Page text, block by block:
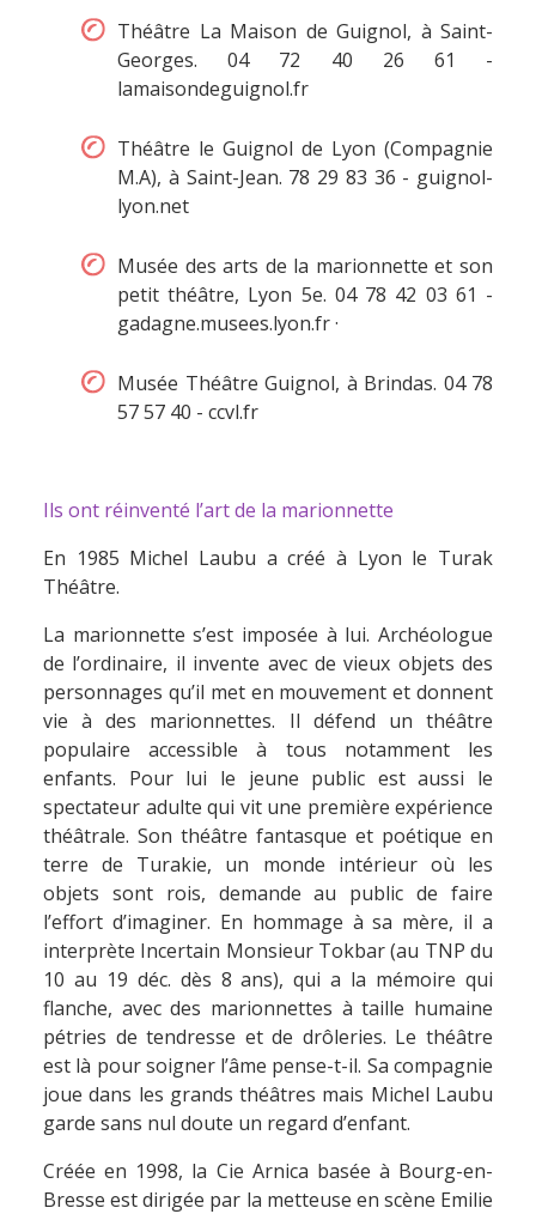
Théâtre La Maison de Guignol, à Saint-
Georges. 04 72 40 26 61 -
lamaisondeguignol.fr
Théâtre le Guignol de Lyon (Compagnie
M.A), à Saint-Jean. 78 29 83 36 - guignol-
lyon.net
Musée des arts de la marionnette et son
petit théâtre, Lyon 5e. 04 78 42 03 61 -
gadagne.musees.lyon.fr·
Musée Théâtre Guignol, à Brindas. 04 78
57 57 40 - ccvl.fr
Ils ont réinventé l’art de la marionnette
En 1985 Michel Laubu a créé à Lyon le Turak
Théâtre.
La marionnette s’est imposée à lui. Archéologue
de l’ordinaire, il invente avec de vieux objets des
personnages qu’il met en mouvement et donnent
vie à des marionnettes. Il défend un théâtre
populaire accessible à tous notamment les
enfants. Pour lui le jeune public est aussi le
spectateur adulte qui vit une première expérience
théâtrale. Son théâtre fantasque et poétique en
terre de Turakie, un monde intérieur où les
objets sont rois, demande au public de faire
l’effort d’imaginer. En hommage à sa mère, il a
interprète Incertain Monsieur Tokbar (au TNP du
10 au 19 déc. dès 8 ans), qui a la mémoire qui
flanche, avec des marionnettes à taille humaine
pétries de tendresse et de drôleries. Le théâtre
est là pour soigner l’âme pense-t-il. Sa compagnie
joue dans les grands théâtres mais Michel Laubu
garde sans nul doute un regard d’enfant.
Créée en 1998, la Cie Arnica basée à Bourg-en-
Bresse est dirigée par la metteuse en scène Emilie